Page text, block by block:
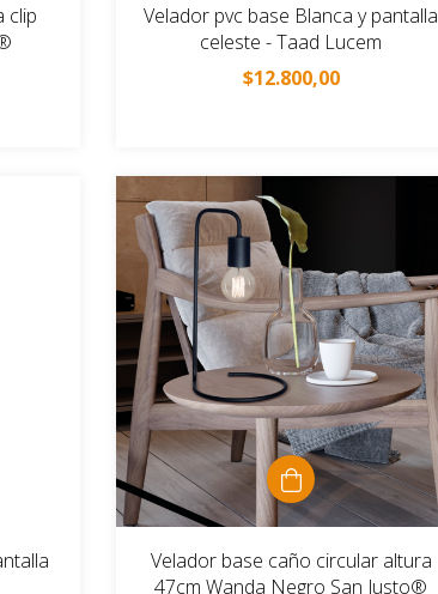
clip
Velador pvc base Blanca y pantalla
celeste - Taad Lucem
$12.800,00
Velador base caño circular altura
47cm Wanda Negro San Justo®